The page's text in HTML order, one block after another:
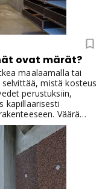
ovat märät?
maalaamalla tai
mistä kosteus
perustuksiin,
kapillaarisesti
Väärä
seinärakenteeseen
sijaitsevan
Kellarin
ei oltu
kannattaa tehdä?
Kiinteistössä